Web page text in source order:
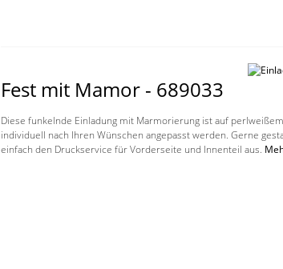
Fest mit Mamor - 689033
Diese funkelnde Einladung mit Marmorierung ist auf
individuell nach Ihren Wünschen angepasst werden. Gerne
einfach den Druckservice für Vorderseite und Innenteil aus.